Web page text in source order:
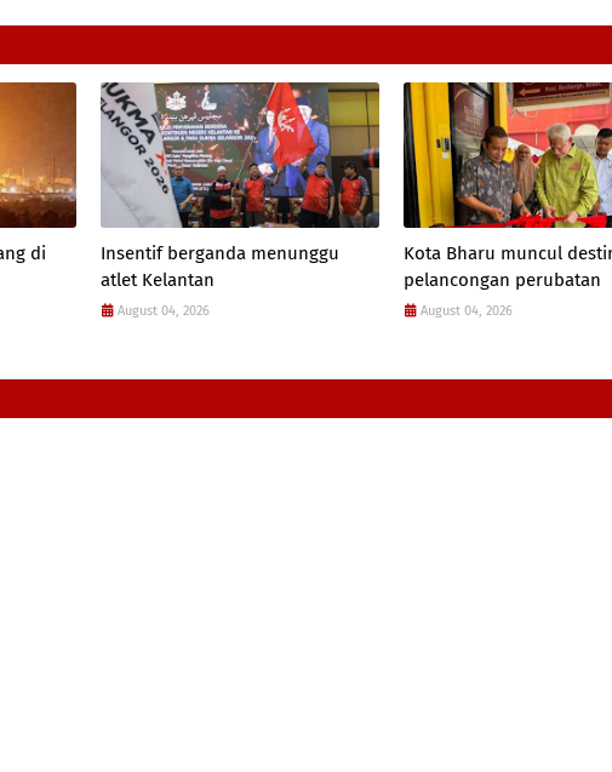
di
Insentif berganda menunggu
atlet Kelantan
August 04, 2026
Kota Bharu muncul
pelancongan perubatan
August 04, 2026